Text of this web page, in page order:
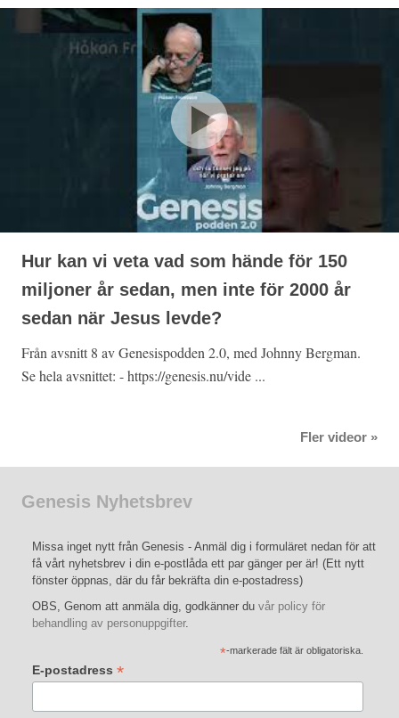
Hur kan vi veta vad som hände för 150
miljoner år sedan, men inte för 2000 år
sedan när Jesus levde?
Från avsnitt 8 av Genesispodden 2.0, med Johnny Bergman.
Se hela avsnittet: - https://genesis.nu/vide ...
Fler videor »
Genesis Nyhetsbrev
Missa inget nytt från Genesis - Anmäl dig i formuläret nedan för att
få vårt nyhetsbrev i din e-postlåda ett par gänger per är! (Ett nytt
fönster öppnas, där du får bekräfta din e-postadress)
OBS, Genom att anmäla dig, godkänner du vår policy för
behandling av personuppgifter.
*-markerade fält är obligatoriska.
E-postadress *